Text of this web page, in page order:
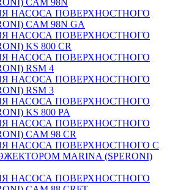
НАСОСА ПОВЕРХНОСТНОГО
CAM 98N GA
НАСОСА ПОВЕРХНОСТНОГО
KS 800 CR
НАСОСА ПОВЕРХНОСТНОГО
RSM 4
НАСОСА ПОВЕРХНОСТНОГО
RSM 3
НАСОСА ПОВЕРХНОСТНОГО
KS 800 PA
НАСОСА ПОВЕРХНОСТНОГО
CAM 98 CR
НАСОСА ПОВЕРХНОСТНОГО С
MARINA (SPERONI)
НАСОСА ПОВЕРХНОСТНОГО